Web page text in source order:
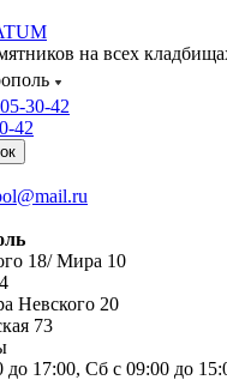
на всех
30-42
42
18/ Мира 10
Невского 20
73
17:00, Сб с 09:00 до